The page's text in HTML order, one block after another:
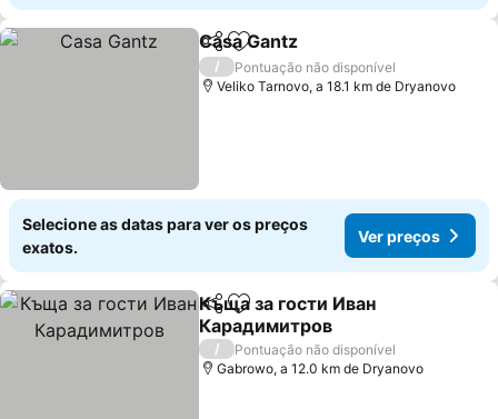
PartilharAdicionar aos favoritos
Casa Gantz
/
Pontuação não disponível
Veliko Tarnovo, a 18.1 km de Dryanovo
Selecione as datas para ver os preços
exatos.
Ver preços
PartilharAdicionar aos favoritos
Къща за гости Иван
Карадимитров
Ver preços
/
Pontuação não disponível
Gabrowo, a 12.0 km de Dryanovo